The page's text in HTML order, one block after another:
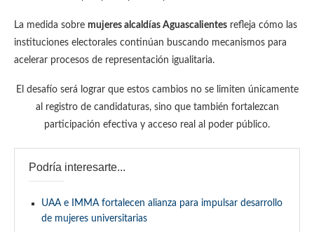
La medida sobre mujeres alcaldías Aguascalientes refleja cómo las
instituciones electorales continúan buscando mecanismos para
acelerar procesos de representación igualitaria.
El desafío será lograr que estos cambios no se limiten únicamente
al registro de candidaturas, sino que también fortalezcan
participación efectiva y acceso real al poder público.
Podría interesarte...
UAA e IMMA fortalecen alianza para impulsar desarrollo
de mujeres universitarias